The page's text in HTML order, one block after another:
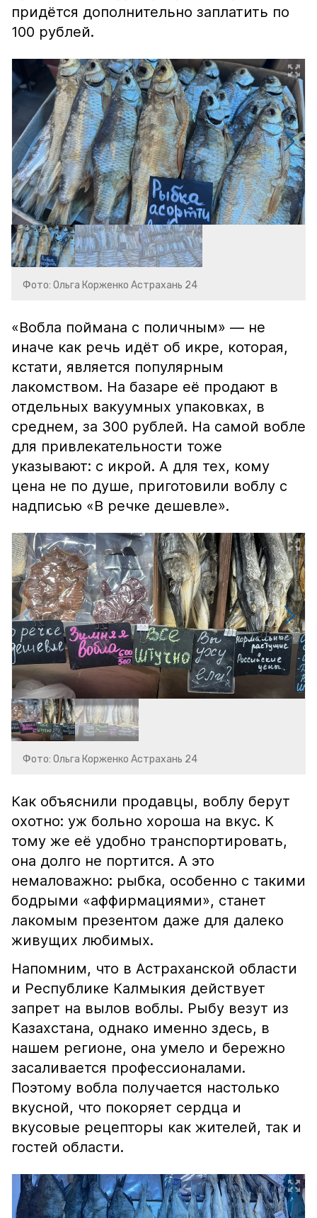
придётся дополнительно заплатить по
100 рублей.
Фото: Ольга Корженко Астрахань 24
«Вобла поймана с поличным» — не
иначе как речь идёт об икре, которая,
кстати, является популярным
лакомством. На базаре её продают в
отдельных вакуумных упаковках, в
среднем, за 300 рублей. На самой вобле
для привлекательности тоже
указывают: с икрой. А для тех, кому
цена не по душе, приготовили воблу с
надписью «В речке дешевле».
Фото: Ольга Корженко Астрахань 24
Как объяснили продавцы, воблу берут
охотно: уж больно хороша на вкус. К
тому же её удобно транспортировать,
она долго не портится. А это
немаловажно: рыбка, особенно с такими
бодрыми «аффирмациями», станет
лакомым презентом даже для далеко
живущих любимых.
Напомним, что в Астраханской области
и Республике Калмыкия действует
запрет на вылов воблы. Рыбу везут из
Казахстана, однако именно здесь, в
нашем регионе, она умело и бережно
засаливается профессионалами.
Поэтому вобла получается настолько
вкусной, что покоряет сердца и
вкусовые рецепторы как жителей, так и
гостей области.